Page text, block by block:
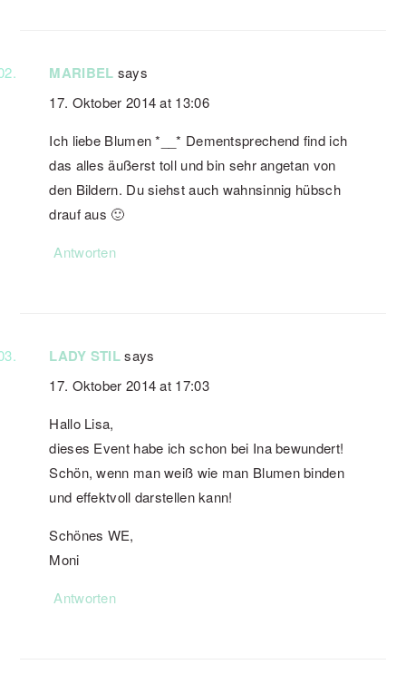
MARIBEL says
17. Oktober 2014 at 13:06
Ich liebe Blumen *__* Dementsprechend find ich
das alles äußerst toll und bin sehr angetan von
den Bildern. Du siehst auch wahnsinnig hübsch
drauf aus 🙂
Antworten
LADY STIL says
17. Oktober 2014 at 17:03
Hallo Lisa,
dieses Event habe ich schon bei Ina bewundert!
Schön, wenn man weiß wie man Blumen binden
und effektvoll darstellen kann!
Schönes WE,
Moni
Antworten